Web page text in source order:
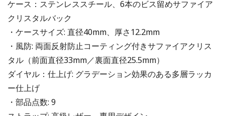
ケース：ステンレススチール、6本のビス留めサファイア
クリスタルバック
・ケースサイズ: 直径40mm、厚さ12.2mm
・風防: 両面反射防止コーティング付きサファイアクリス
タル（前面直径33mm／裏面直径25.5mm）
ダイヤル：仕上げ: グラデーション効果のある多層ラッカ
ー仕上げ
・部品点数: 9